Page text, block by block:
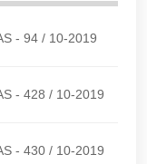
- 94 / 10-2019
- 428 / 10-2019
- 430 / 10-2019